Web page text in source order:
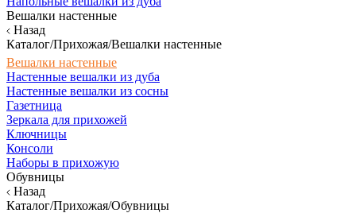
Вешалки настенные
Назад
Каталог/Прихожая/Вешалки настенные
Вешалки настенные
Настенные вешалки из дуба
Настенные вешалки из сосны
Газетница
Зеркала для прихожей
Ключницы
Консоли
Наборы в прихожую
Обувницы
Назад
Каталог/Прихожая/Обувницы